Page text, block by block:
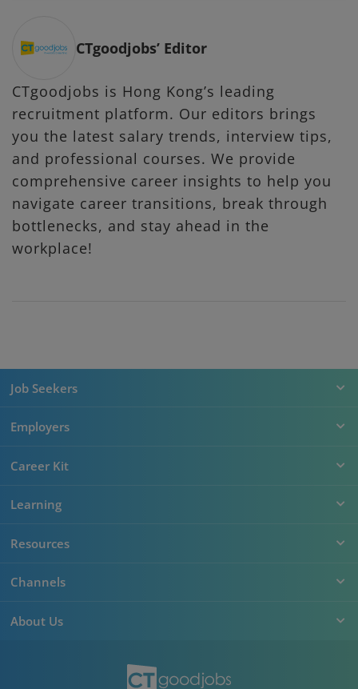
CTgoodjobs’ Editor
CTgoodjobs is Hong Kong’s leading
recruitment platform. Our editors brings
you the latest salary trends, interview tips,
and professional courses. We provide
comprehensive career insights to help you
navigate career transitions, break through
bottlenecks, and stay ahead in the
workplace!
Job Seekers
Employers
Career Kit
Learning
Resources
Channels
About Us